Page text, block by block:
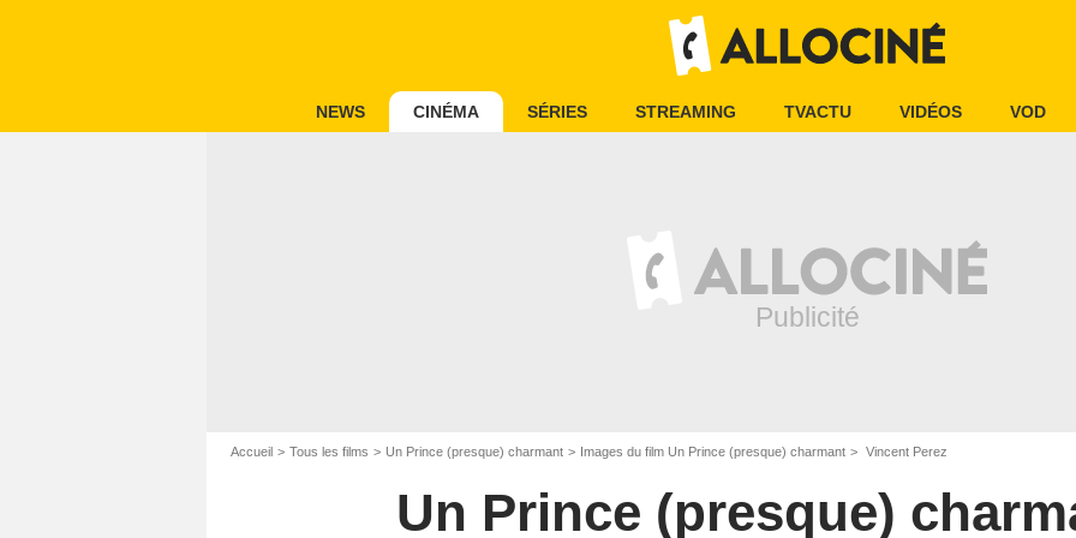
NEWS CINÉMA SÉRIES STREAMING TVACTU VIDÉOS VOD
Accueil Tous les films Un Prince (presque) charmant Images du film Un Prince (presque) charmant Vincent Perez
Un Prince (presque)